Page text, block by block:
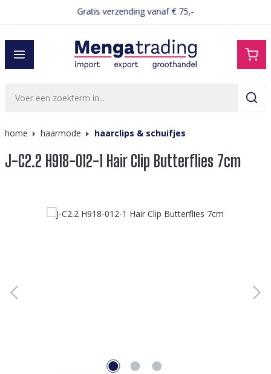
Gratis verzending vanaf € 75,-
home haarmode haarclips & schuifjes
J-C2.2 H918-012-1 Hair Clip Butterflies 7cm
Afbeeldingengalerij overslaan